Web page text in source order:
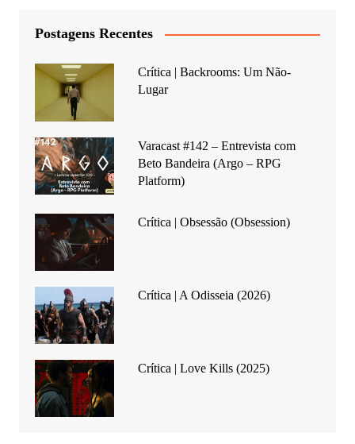
Postagens Recentes
Crítica | Backrooms: Um Não-
Lugar
Varacast #142 – Entrevista com
Beto Bandeira (Argo – RPG
Platform)
Crítica | Obsessão (Obsession)
Crítica | A Odisseia (2026)
Crítica | Love Kills (2025)